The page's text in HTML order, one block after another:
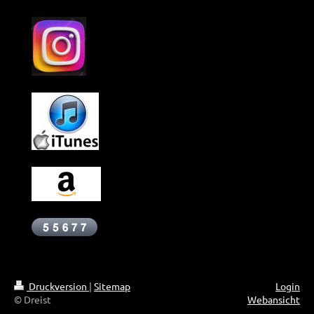
Druckversion | Sitemap
© Dreist
Login
Webansicht